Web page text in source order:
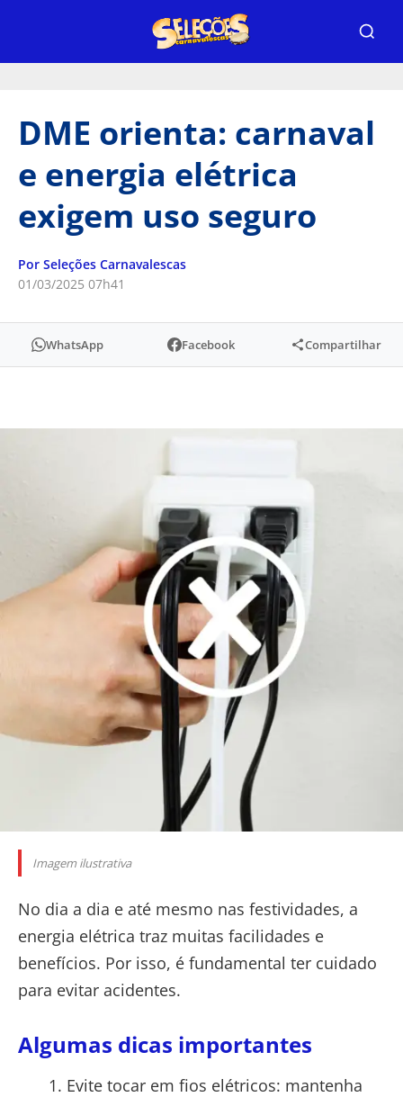
DME orienta: carnaval
e energia elétrica
exigem uso seguro
Por Seleções Carnavalescas
01/03/2025 07h41
WhatsApp Facebook Compartilhar
Imagem ilustrativa
No dia a dia e até mesmo nas festividades, a
energia elétrica traz muitas facilidades e
benefícios. Por isso, é fundamental ter cuidado
para evitar acidentes.
Algumas dicas importantes
Evite tocar em fios elétricos: mantenha